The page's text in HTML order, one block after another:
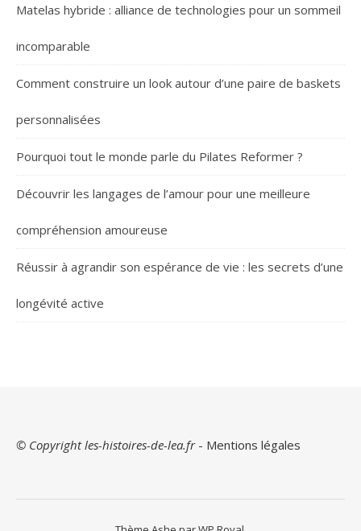
Matelas hybride : alliance de technologies pour un sommeil
incomparable
Comment construire un look autour d’une paire de baskets
personnalisées
Pourquoi tout le monde parle du Pilates Reformer ?
Découvrir les langages de l’amour pour une meilleure
compréhension amoureuse
Réussir à agrandir son espérance de vie : les secrets d’une
longévité active
© Copyright les-histoires-de-lea.fr- Mentions légales